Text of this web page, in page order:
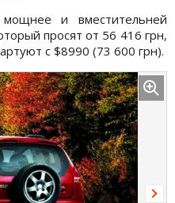
и вместительней
просят от 56 416 грн,
с $8990 (73 600 грн).